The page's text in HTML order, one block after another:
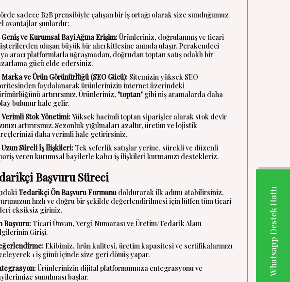
Whatsapp Destek Hattı
sadece B2B prensibiyle çalışan bir iş ortağı olarak size sunduğumuz
avantajlar şunlardır:
Geniş ve Kurumsal Bayi Ağına Erişim:Ürünleriniz, doğrulanmış ve ticari
oluşan büyük bir alıcı kitlesine anında ulaşır. Perakendeci
aracı platformlarla uğraşmadan, doğrudan toptan satış odaklı bir
gücü elde edersiniz.
Marka ve Ürün Görünürlüğü (SEO Gücü): Sitemizin yüksek SEO
faydalanarak ürünlerinizin internet üzerindeki
artırırsınız. Ürünleriniz, "toptan" gibi niş aramalarda daha
bulunur hale gelir.
Verimli Stok Yönetimi:Yüksek hacimli toptan siparişler alarak stok devir
artırırsınız. Sezonluk yığılmaları azaltır, üretim ve lojistik
daha verimli hale getirirsiniz.
Uzun Süreli İş İlişkileri: Tek seferlik satışlar yerine, sürekli ve düzenli
veren kurumsal bayilerle kalıcı iş ilişkileri kurmanızı destekleriz.
Başvuru Süreci
Tedarikçi Ön Başvuru Formunudoldurarak ilk adımı atabilirsiniz.
hızlı ve doğru bir şekilde değerlendirilmesi için lütfen tüm ticari
eksiksiz giriniz.
Başvuru: Ticari Ünvan, Vergi Numarası ve Üretim/Tedarik Alanı
Girişi.
Ekibimiz, ürün kalitesi, üretim kapasitesi ve sertifikalarınızı
1 iş günü içinde size geri dönüş yapar.
Ürünlerinizin dijital platformumuza entegrasyonu ve
sunulması başlar.